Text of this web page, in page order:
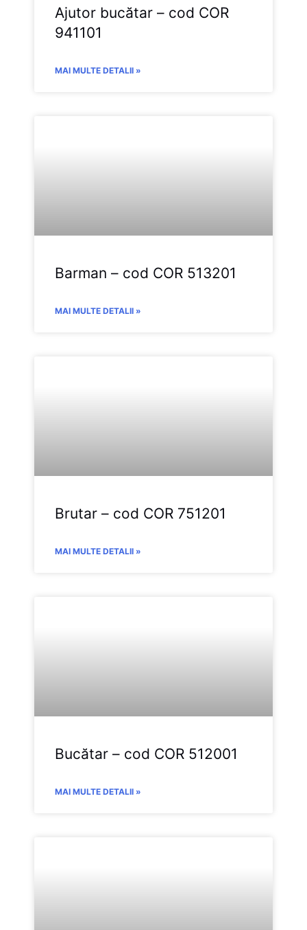
Ajutor bucătar – cod COR
941101
MAI MULTE DETALII »
Barman – cod COR 513201
MAI MULTE DETALII »
Brutar – cod COR 751201
MAI MULTE DETALII »
Bucătar – cod COR 512001
MAI MULTE DETALII »